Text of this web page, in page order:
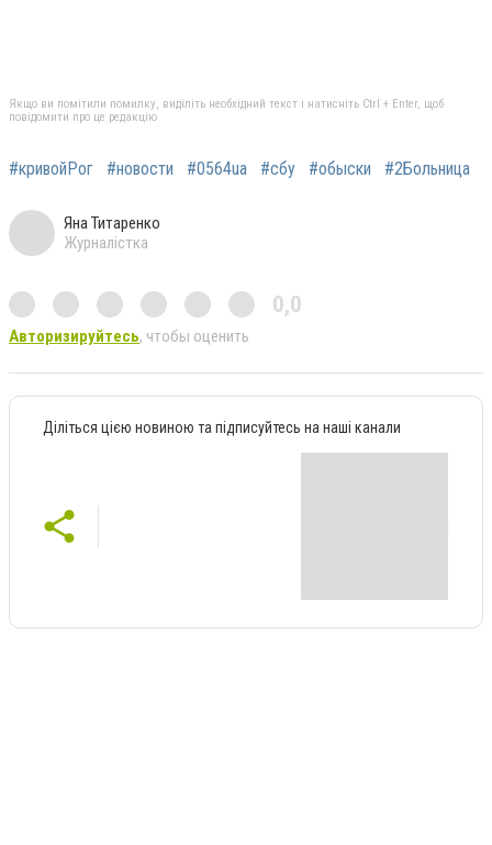
Якщо ви помітили помилку, виділіть необхідний текст і натисніть Ctrl + Enter, щоб
повідомити про це редакцію
#кривойРог #новости #0564ua #сбу #обыски #2Больница
Яна Титаренко
Журналістка
0,0
Авторизируйтесь, чтобы оценить
Діліться цією новиною та підписуйтесь на наші канали